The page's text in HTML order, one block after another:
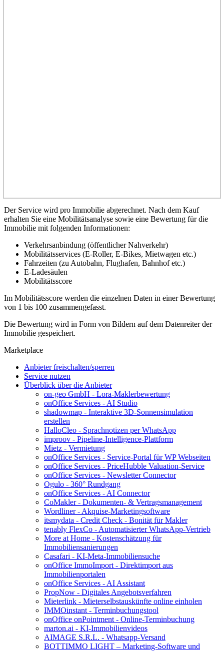
Der Service wird pro Immobilie abgerechnet. Nach dem Kauf
erhalten Sie eine Mobilitätsanalyse sowie eine Bewertung für die
Immobilie mit folgenden Informationen:
Verkehrsanbindung (öffentlicher Nahverkehr)
Mobilitätsservices (E-Roller, E-Bikes, Mietwagen etc.)
Fahrzeiten (zu Autobahn, Flughafen, Bahnhof etc.)
E-Ladesäulen
Mobilitätsscore
Im Mobilitätsscore werden die einzelnen Daten in einer Bewertung
von 1 bis 100 zusammengefasst.
Die Bewertung wird in Form von Bildern auf dem Datenreiter der
Immobilie gespeichert.
Marketplace
Anbieter freischalten/sperren
Service nutzen
Überblick über die Anbieter
on-geo GmbH - Lora-Maklerbewertung
onOffice Services - AI Studio
shadowmap - Interaktive 3D-Sonnensimulation
erstellen
HalloCleo - Sprachnotizen per WhatsApp
improov - Pipeline-Intelligence-Plattform
Mietz - Vermietung
onOffice Services - Service-Portal für WP Webseiten
onOffice Services - PriceHubble Valuation-Service
onOffice Services - Newsletter Connector
Ogulo - 360° Rundgang
onOffice Services - AI Connector
CoMakler - Dokumenten- & Vertragsmanagement
Wordliner - Akquise-Marketingsoftware
itsmydata - Credit Check - Bonität für Makler
tenably FlexCo - Automatisierter WhatsApp-Vertrieb
More at Home - Kostenschätzung für
Immobiliensanierungen
Casafari - KI-Meta-Immobiliensuche
onOffice ImmoImport - Direktimport aus
Immobilienportalen
onOffice Services - AI Assistant
PropNow - Digitales Angebotsverfahren
Mieterlink - Mieterselbstauskünfte online einholen
IMMOinstant - Terminbuchungstool
onOffice onPointment - Online-Terminbuchung
marton.ai - KI-Immobilienvideos
AIMAGE S.R.L. - Whatsapp-Versand
BOTTIMMO LIGHT – Marketing-Software und